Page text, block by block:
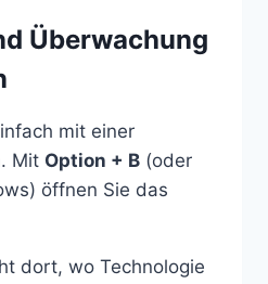
Überwachung
mit einer
Mit Option + B (oder
öffnen Sie das
dort, wo Technologie